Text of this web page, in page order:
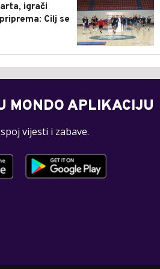
igrači
Cilj se
MONDO APLIKACIJU
vijesti i zabave.